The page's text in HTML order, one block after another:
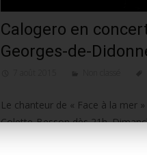
Calogero en
Georges-de-
Le chanteur de « Face à la mer
Colette-Besson dès 21h.